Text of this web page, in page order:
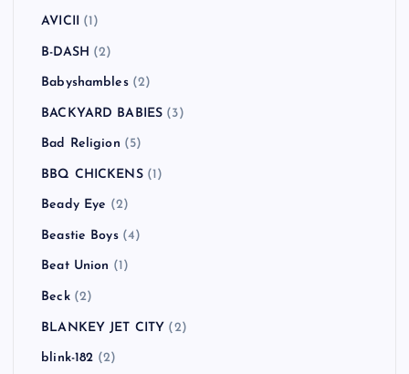
AVICII (1)
B-DASH (2)
Babyshambles(2)
BACKYARD BABIES (3)
Bad Religion (5)
BBQ CHICKENS(1)
Beady Eye (2)
Beastie Boys(4)
Beat Union (1)
Beck(2)
BLANKEY JET CITY (2)
blink-182 (2)